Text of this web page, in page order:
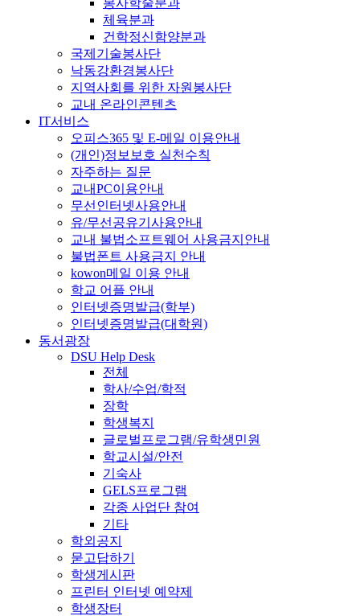
체육분과
건학정신함양분과
국제기술봉사단
낙동강환경봉사단
지역사회를 위한 자원봉사단
교내 온라인콘텐츠
IT서비스
오피스365 및 E-메일 이용안내
(개인)정보보호 실천수칙
자주하는 질문
교내PC이용안내
무선인터넷사용안내
유/무선공유기사용안내
교내 불법소프트웨어 사용금지안내
불법폰트 사용금지 안내
kowon메일 이용 안내
학교 어플 안내
인터넷증명발급(학부)
인터넷증명발급(대학원)
동서광장
DSU Help Desk
전체
학사/수업/학적
장학
학생복지
글로벌프로그램/유학생민원
학교시설/안전
기숙사
GELS프로그램
각종 사업단 참여
기타
학외공지
묻고답하기
학생게시판
프린터 인터넷 예약제
학생장터